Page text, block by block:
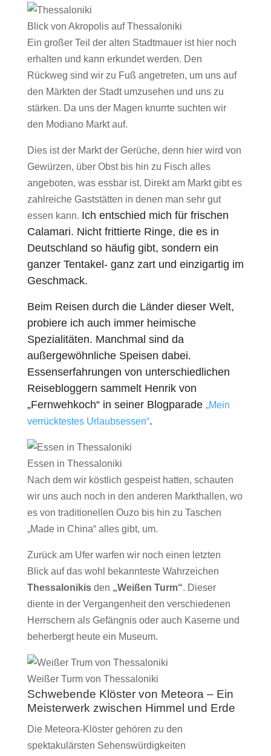
Blick von Akropolis auf Thessaloniki
Ein großer Teil der alten Stadtmauer ist hier noch
erhalten und kann erkundet werden. Den
Rückweg sind wir zu Fuß angetreten, um uns auf
den Märkten der Stadt umzusehen und uns zu
stärken. Da uns der Magen knurrte suchten wir
den Modiano Markt auf.
Dies ist der Markt der Gerüche, denn hier wird von
Gewürzen, über Obst bis hin zu Fisch alles
angeboten, was essbar ist. Direkt am Markt gibt es
zahlreiche Gaststätten in denen man sehr gut
essen kann. Ich entschied mich für frischen
Calamari. Nicht frittierte Ringe, die es in
Deutschland so häufig gibt, sondern ein
ganzer Tentakel- ganz zart und einzigartig im
Geschmack.
Beim Reisen durch die Länder dieser Welt,
probiere ich auch immer heimische
Spezialitäten. Manchmal sind da
außergewöhnliche Speisen dabei.
Essenserfahrungen von unterschiedlichen
Reisebloggern sammelt Henrik von
„Fernwehkoch“ in seiner Blogparade „Mein
verrücktestes Urlaubsessen“.
Essen in Thessaloniki
Nach dem wir köstlich gespeist hatten, schauten
wir uns auch noch in den anderen Markthallen, wo
es von traditionellen Ouzo bis hin zu Taschen
„Made in China“ alles gibt, um.
Zurück am Ufer warfen wir noch einen letzten
Blick auf das wohl bekannteste Wahrzeichen
Thessalonikisden „Weißen Turm“. Dieser
diente in der Vergangenheit den verschiedenen
Herrschern als Gefängnis oder auch Kaserne und
beherbergt heute ein Museum.
Weißer Turm von Thessaloniki
Schwebende Klöster von Meteora – Ein
Meisterwerk zwischen Himmel und Erde
Die Meteora-Klöster gehören zu den
spektakulärsten Sehenswürdigkeiten